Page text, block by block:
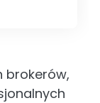
brokerów,